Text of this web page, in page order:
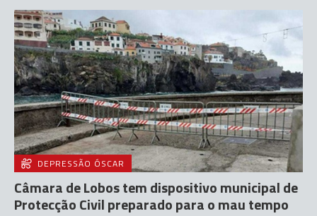
DEPRESSÃO ÓSCAR
Câmara de Lobos tem dispositivo municipal de
Protecção Civil preparado para o mau tempo